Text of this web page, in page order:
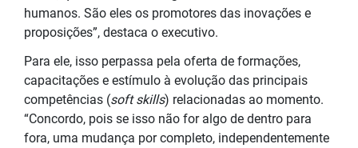
humanos. São eles os promotores das inovações e
proposições”, destaca o executivo.
Para ele, isso perpassa pela oferta de formações,
capacitações e estímulo à evolução das principais
competências (soft skills) relacionadas ao momento.
“Concordo, pois se isso não for algo de dentro para
fora, uma mudança por completo, independentemente